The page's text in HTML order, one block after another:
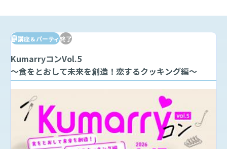
講座＆パーティ終了
KumarryコンVol.5
～食をとおして未来を創造！恋するクッキング編～